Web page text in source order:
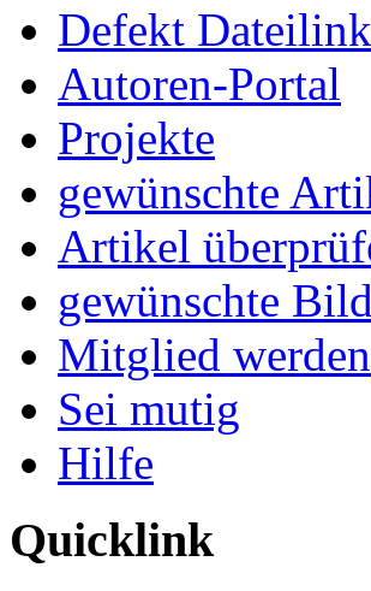
Defekt
Autoren-Portal
Projekte
gewünschte
Artikel
gewünschte
Mitglied werden
Sei mutig
Hilfe
Quicklink